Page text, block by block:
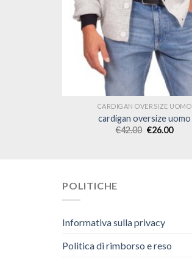
CARDIGAN OVERSIZE UOMO
cardigan oversize uomo
€42.00 €26.00
POLITICHE
Informativa sulla privacy
Politica di rimborso e reso